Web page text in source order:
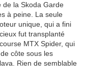
de la Skoda Garde
à peine. La seule
unique, qui a fini
fut transplanté
MTX Spider, qui
côte sous les
Rien de semblable